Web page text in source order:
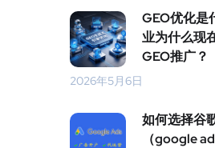
GEO优化是
业为什么现
GEO推广？
2026年5月6日
如何选择谷
（google